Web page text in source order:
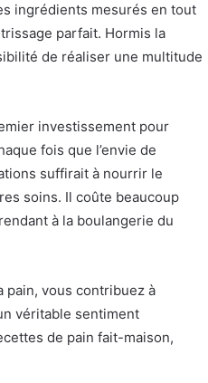
ingrédients mesurés en tout
parfait. Hormis la
de réaliser une multitude
investissement pour
fois que l’envie de
suffirait à nourrir le
soins. Il coûte beaucoup
à la boulangerie du
pain, vous contribuez à
véritable sentiment
de pain fait-maison,